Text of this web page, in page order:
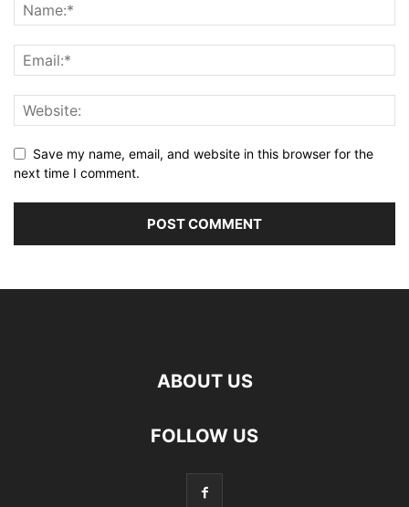
Save my name, email, and website in this browser for the
next time I comment.
ABOUT US
FOLLOW US